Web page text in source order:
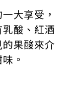
大享受，
酸、紅酒
果酸來介
。